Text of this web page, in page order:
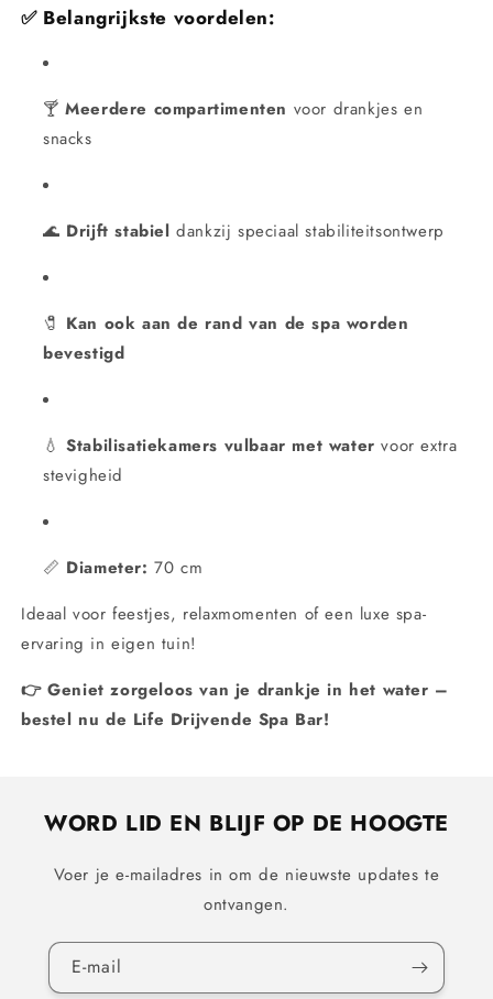
✅ Belangrijkste voordelen:
🍸Meerdere compartimenten voor drankjes en
snacks
🌊 Drijft stabiel dankzij speciaal stabiliteitsontwerp
🧷 Kan ook aan de rand van de spa worden
bevestigd
💧Stabilisatiekamers vulbaar met water voor extra
stevigheid
📏 Diameter: 70 cm
Ideaal voor feestjes, relaxmomenten of een luxe spa-
ervaring in eigen tuin!
👉 Geniet zorgeloos van je drankje in het water –
bestel nu de Life Drijvende Spa Bar!
WORD LID EN BLIJF OP DE HOOGTE
Voer je e-mailadres in om de nieuwste updates te
ontvangen.
E‑mail